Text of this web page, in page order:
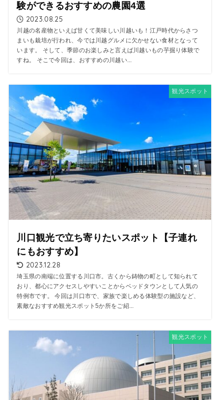
験ができるおすすめの農園4選
2023.08.25
川越の名産物といえば甘くて美味しい川越いも！江戸時代からさつ
まいも栽培が行われ、今では川越グルメに欠かせない食材となって
います。 そして、季節のお楽しみと言えば川越いもの芋掘り体験で
すね。 そこで今回は、おすすめの川越い...
観光スポット
川口観光で立ち寄りたいスポット【子連れ
にもおすすめ】
2023.12.28
埼玉県の南端に位置する川口市。古くから鋳物の町として知られて
おり、都心にアクセスしやすいことからベッドタウンとして人気の
特例市です。 今回は川口市で、家族で楽しめる体験型の施設など、
素敵なおすすめ観光スポット5か所をご紹...
観光スポット